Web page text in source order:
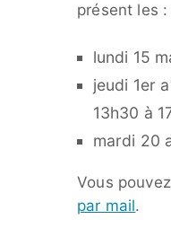
présent les :
lundi 15
jeudi 1er
13h30 à
mardi 20
Vous
par mail.